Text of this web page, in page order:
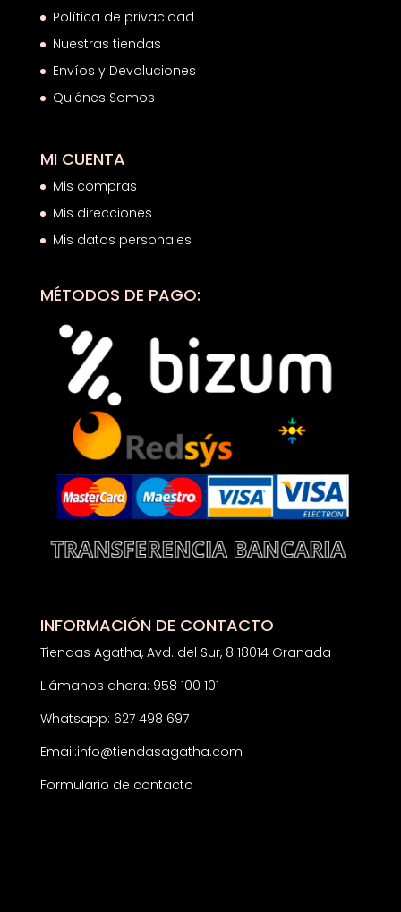
Política de privacidad
Nuestras tiendas
Envíos y Devoluciones
Quiénes Somos
MI CUENTA
Mis compras
Mis direcciones
Mis datos personales
MÉTODOS DE PAGO:
INFORMACIÓN DE CONTACTO
Tiendas Agatha, Avd. del Sur, 8 18014 Granada
Llámanos ahora: 958 100 101
Whatsapp: 627 498 697
Email:info@tiendasagatha.com
Formulario de contacto